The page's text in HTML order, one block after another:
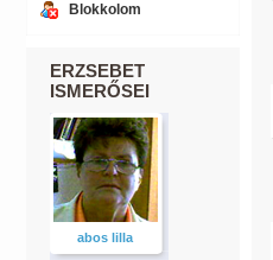
Blokkolom
ERZSEBET
ISMERŐSEI
abos lilla